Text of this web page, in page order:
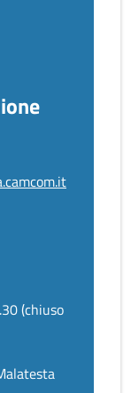
(chiuso